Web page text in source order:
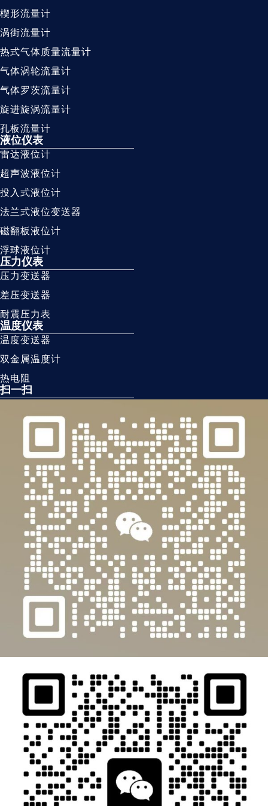
楔形流量计
涡街流量计
热式气体质量流量计
气体涡轮流量计
气体罗茨流量计
旋进旋涡流量计
孔板流量计
液位仪表
雷达液位计
超声波液位计
投入式液位计
法兰式液位变送器
磁翻板液位计
浮球液位计
压力仪表
压力变送器
差压变送器
耐震压力表
温度仪表
温度变送器
双金属温度计
热电阻
扫一扫